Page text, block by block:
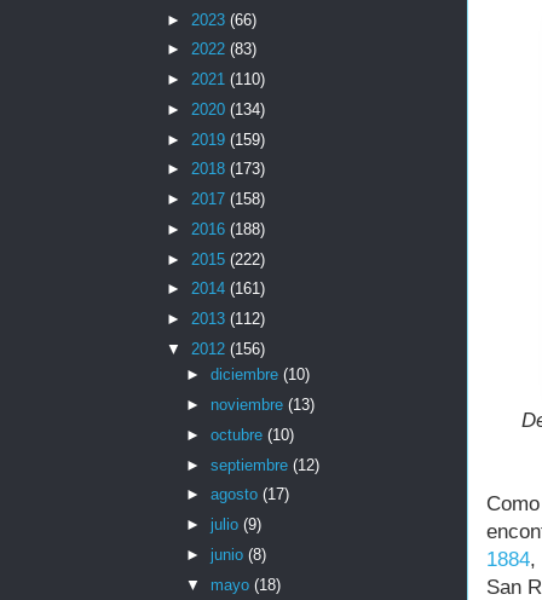
1884,
San
► 2023 (66)
► 2022 (83)
► 2021 (110)
► 2020 (134)
► 2019 (159)
► 2018 (173)
► 2017 (158)
► 2016 (188)
► 2015 (222)
► 2014 (161)
► 2013 (112)
▼ 2012 (156)
► diciembre (10)
► noviembre (13)
► octubre (10)
► septiembre (12)
► agosto (17)
► julio (9)
► junio (8)
▼ mayo (18)